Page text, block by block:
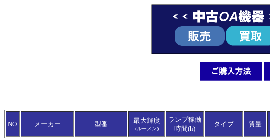
NO. メーカー 型番 最大輝度
(ルーメン)
ランプ稼働
時間(h)
タイプ 質量